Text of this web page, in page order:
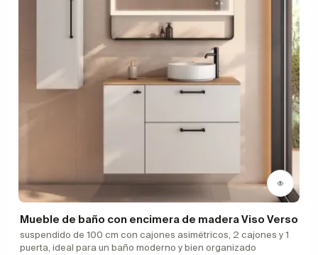
Mueble de baño con encimera de madera Viso Verso
suspendido de 100 cm con cajones asimétricos, 2 cajones y 1
puerta, ideal para un baño moderno y bien organizado